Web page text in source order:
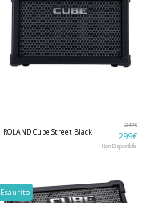
ROLAND Cube Street Black
347€
299€
Non Disponibile
Esaurito